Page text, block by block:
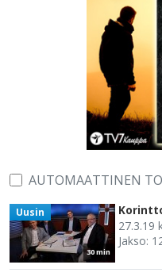
AUTOMAATTINEN
30 min
Uusin
27.3.19
Jakso: